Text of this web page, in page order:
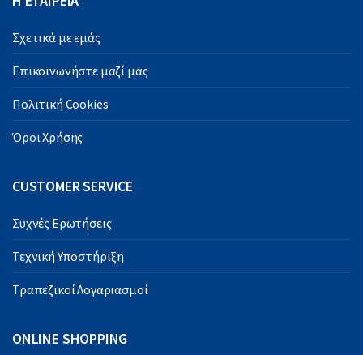
Σχετικά με εμάς
Επικοινωνήστε μαζί μας
Πολιτική Cookies
Όροι Χρήσης
CUSTOMER SERVICE
Συχνές Ερωτήσεις
Τεχνική Υποστήριξη
Τραπεζικοί Λογαριασμοί
ONLINE SHOPPING